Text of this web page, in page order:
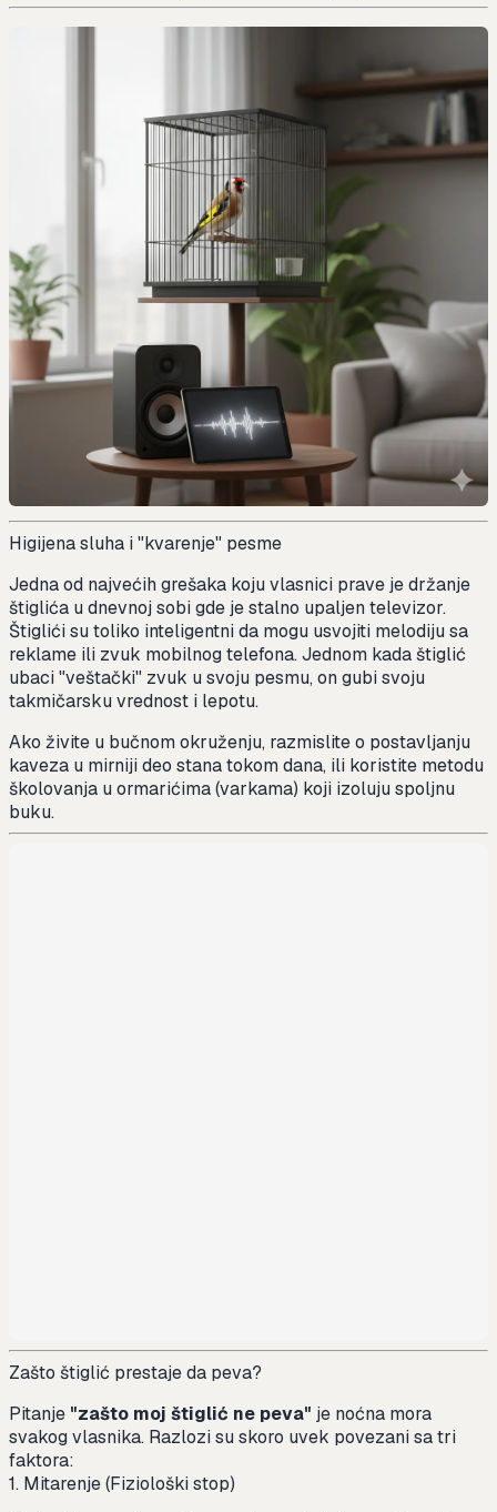
Higijena sluha i "kvarenje" pesme
Jedna od najvećih grešaka koju vlasnici prave je držanje
štiglića u dnevnoj sobi gde je stalno upaljen televizor.
Štiglići su toliko inteligentni da mogu usvojiti melodiju sa
reklame ili zvuk mobilnog telefona. Jednom kada štiglić
ubaci "veštački" zvuk u svoju pesmu, on gubi svoju
takmičarsku vrednost i lepotu.
Ako živite u bučnom okruženju, razmislite o postavljanju
kaveza u mirniji deo stana tokom dana, ili koristite metodu
školovanja u ormarićima (varkama) koji izoluju spoljnu
buku.
Zašto štiglić prestaje da peva?
Pitanje "zašto moj štiglić ne peva" je noćna mora
svakog vlasnika. Razlozi su skoro uvek povezani sa tri
faktora:
1. Mitarenje (Fiziološki stop)